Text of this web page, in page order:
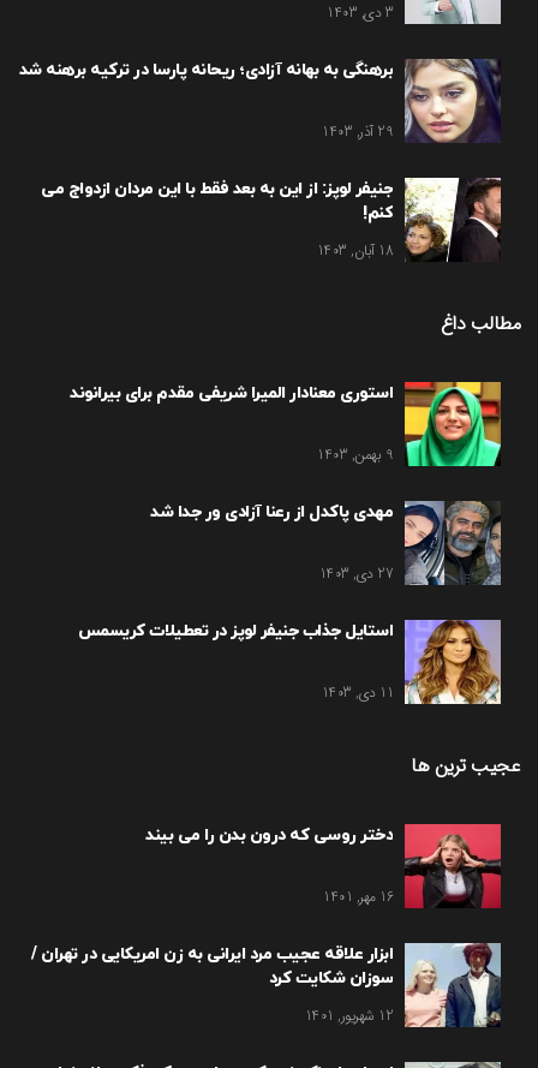
3 دی, 1403
برهنگی به بهانه آزادی؛ ریحانه پارسا در ترکیه برهنه شد
29 آذر, 1403
جنیفر لوپز: از این به بعد فقط با این مردان ازدواج می
کنم!
18 آبان, 1403
مطالب داغ
استوری معنادار المیرا شریفی مقدم برای بیرانوند
9 بهمن, 1403
مهدی پاکدل از رعنا آزادی ور جدا شد
27 دی, 1403
استایل جذاب جنیفر لوپز در تعطیلات کریسمس
11 دی, 1403
عجیب ترین ها
دختر روسی که درون بدن را می بیند
16 مهر, 1401
ابزار علاقه عجیب مرد ایرانی به زن امریکایی در تهران /
سوزان شکایت کرد
12 شهریور, 1401